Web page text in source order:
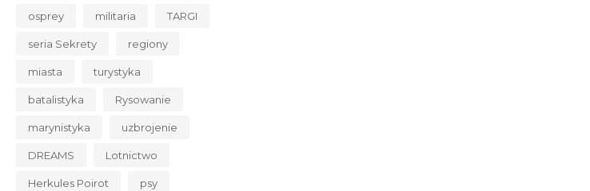
osprey militaria TARGI
seria Sekrety regiony
miasta turystyka
batalistyka Rysowanie
marynistyka uzbrojenie
DREAMS Lotnictwo
Herkules Poirot psy